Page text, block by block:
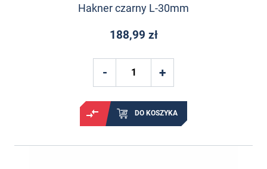
Hakner czarny L-30mm
188,99 zł
DO KOSZYKA